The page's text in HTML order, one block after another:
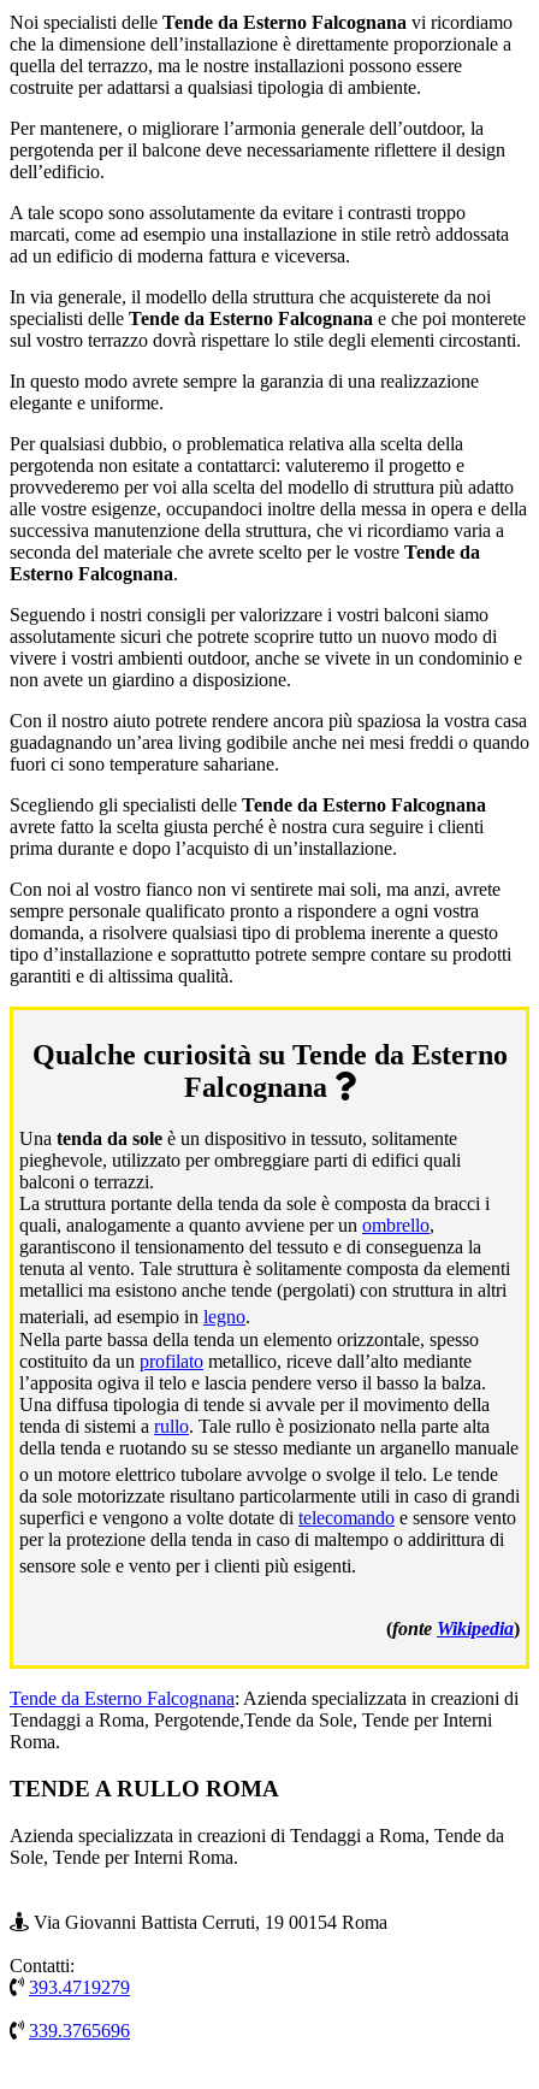
Noi specialisti delle Tende da Esterno Falcognana vi ricordiamo
che la dimensione dell’installazione è direttamente proporzionale a
quella del terrazzo, ma le nostre installazioni possono essere
costruite per adattarsi a qualsiasi tipologia di ambiente.
Per mantenere, o migliorare l’armonia generale dell’outdoor, la
pergotenda per il balcone deve necessariamente riflettere il design
dell’edificio.
A tale scopo sono assolutamente da evitare i contrasti troppo
marcati, come ad esempio una installazione in stile retrò addossata
ad un edificio di moderna fattura e viceversa.
In via generale, il modello della struttura che acquisterete da noi
specialisti delle Tende da Esterno Falcognana e che poi monterete
sul vostro terrazzo dovrà rispettare lo stile degli elementi circostanti.
In questo modo avrete sempre la garanzia di una realizzazione
elegante e uniforme.
Per qualsiasi dubbio, o problematica relativa alla scelta della
pergotenda non esitate a contattarci: valuteremo il progetto e
provvederemo per voi alla scelta del modello di struttura più adatto
alle vostre esigenze, occupandoci inoltre della messa in opera e della
successiva manutenzione della struttura, che vi ricordiamo varia a
seconda del materiale che avrete scelto per le vostre Tende da
Esterno Falcognana.
Seguendo i nostri consigli per valorizzare i vostri balconi siamo
assolutamente sicuri che potrete scoprire tutto un nuovo modo di
vivere i vostri ambienti outdoor, anche se vivete in un condominio e
non avete un giardino a disposizione.
Con il nostro aiuto potrete rendere ancora più spaziosa la vostra casa
guadagnando un’area living godibile anche nei mesi freddi o quando
fuori ci sono temperature sahariane.
Scegliendo gli specialisti delle Tende da Esterno Falcognana
avrete fatto la scelta giusta perché è nostra cura seguire i clienti
prima durante e dopo l’acquisto di un’installazione.
Con noi al vostro fianco non vi sentirete mai soli, ma anzi, avrete
sempre personale qualificato pronto a rispondere a ogni vostra
domanda, a risolvere qualsiasi tipo di problema inerente a questo
tipo d’installazione e soprattutto potrete sempre contare su prodotti
garantiti e di altissima qualità.
Qualche curiosità su Tende da Esterno
Falcognana
Una tenda da sole è un dispositivo in tessuto, solitamente
pieghevole, utilizzato per ombreggiare parti di edifici quali
balconi o terrazzi.
La struttura portante della tenda da sole è composta da bracci i
quali, analogamente a quanto avviene per un ombrello,
garantiscono il tensionamento del tessuto e di conseguenza la
tenuta al vento. Tale struttura è solitamente composta da elementi
metallici ma esistono anche tende (pergolati) con struttura in altri
materiali, ad esempio in legno.
Nella parte bassa della tenda un elemento orizzontale, spesso
costituito da un profilato metallico, riceve dall’alto mediante
l’apposita ogiva il telo e lascia pendere verso il basso la balza.
Una diffusa tipologia di tende si avvale per il movimento della
tenda di sistemi a rullo. Tale rullo è posizionato nella parte alta
della tenda e ruotando su se stesso mediante un arganello manuale
o un motore elettrico tubolare avvolge o svolge il telo. Le tende
da sole motorizzate risultano particolarmente utili in caso di grandi
superfici e vengono a volte dotate di telecomando e sensore vento
per la protezione della tenda in caso di maltempo o addirittura di
sensore sole e vento per i clienti più esigenti.
(fonte Wikipedia)
Tende da Esterno Falcognana: Azienda specializzata in creazioni di
Tendaggi a Roma, Pergotende,Tende da Sole, Tende per Interni
Roma.
Footer
TENDE A RULLO ROMA
Azienda specializzata in creazioni di Tendaggi a Roma, Tende da
Sole, Tende per Interni Roma.
Via Giovanni Battista Cerruti, 19 00154 Roma
Contatti:
393.4719279
339.3765696